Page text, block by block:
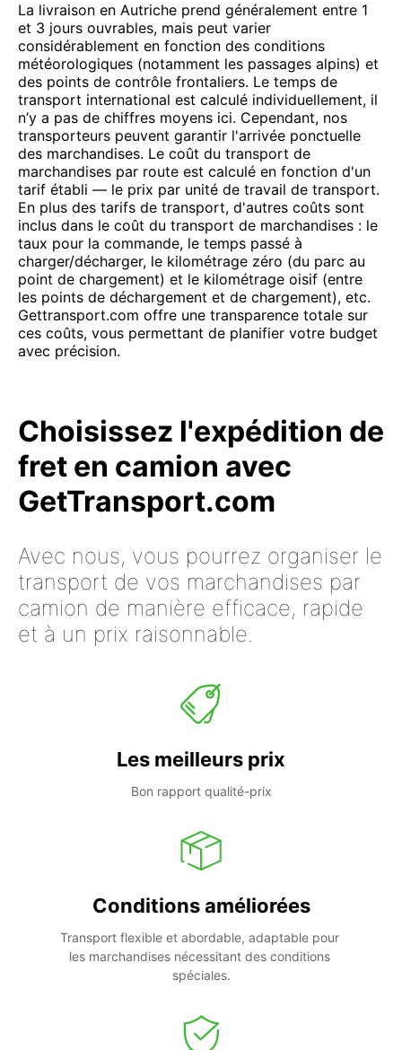
La livraison en Autriche prend généralement entre 1
et 3 jours ouvrables, mais peut varier
considérablement en fonction des conditions
météorologiques (notamment les passages alpins) et
des points de contrôle frontaliers. Le temps de
transport international est calculé individuellement, il
n’y a pas de chiffres moyens ici. Cependant, nos
transporteurs peuvent garantir l'arrivée ponctuelle
des marchandises. Le coût du transport de
marchandises par route est calculé en fonction d'un
tarif établi — le prix par unité de travail de transport.
En plus des tarifs de transport, d'autres coûts sont
inclus dans le coût du transport de marchandises : le
taux pour la commande, le temps passé à
charger/décharger, le kilométrage zéro (du parc au
point de chargement) et le kilométrage oisif (entre
les points de déchargement et de chargement), etc.
Gettransport.com offre une transparence totale sur
ces coûts, vous permettant de planifier votre budget
avec précision.
Choisissez l'expédition de
fret en camion avec
GetTransport.com
Avec nous, vous pourrez organiser le
transport de vos marchandises par
camion de manière efficace, rapide
et à un prix raisonnable.
Les meilleurs prix
Bon rapport qualité-prix
Conditions améliorées
Transport flexible et abordable, adaptable pour
les marchandises nécessitant des conditions
spéciales.